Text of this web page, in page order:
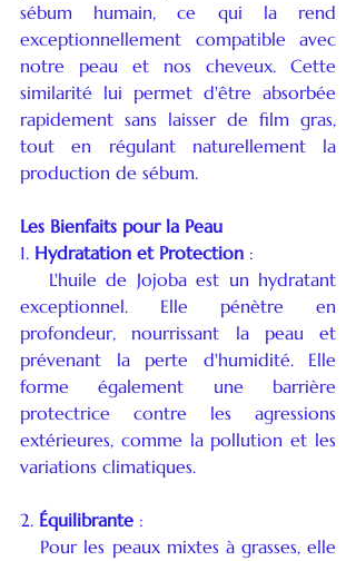
sébum humain, ce qui la rend
exceptionnellement compatible avec
notre peau et nos cheveux. Cette
similarité lui permet d'être absorbée
rapidement sans laisser de film gras,
tout en régulant naturellement la
production de sébum.
Les Bienfaits pour la Peau
1. Hydratation et Protection :
L'huile de Jojoba est un hydratant
exceptionnel. Elle pénètre en
profondeur, nourrissant la peau et
prévenant la perte d'humidité. Elle
forme également une barrière
protectrice contre les agressions
extérieures, comme la pollution et les
variations climatiques.
2. Équilibrante :
Pour les peaux mixtes à grasses, elle